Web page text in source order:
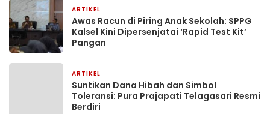
ARTIKEL
Awas Racun di Piring Anak Sekolah: SPPG
Kalsel Kini Dipersenjatai ‘Rapid Test Kit’
Pangan
ARTIKEL
Suntikan Dana Hibah dan Simbol
Toleransi: Pura Prajapati Telagasari Resmi
Berdiri